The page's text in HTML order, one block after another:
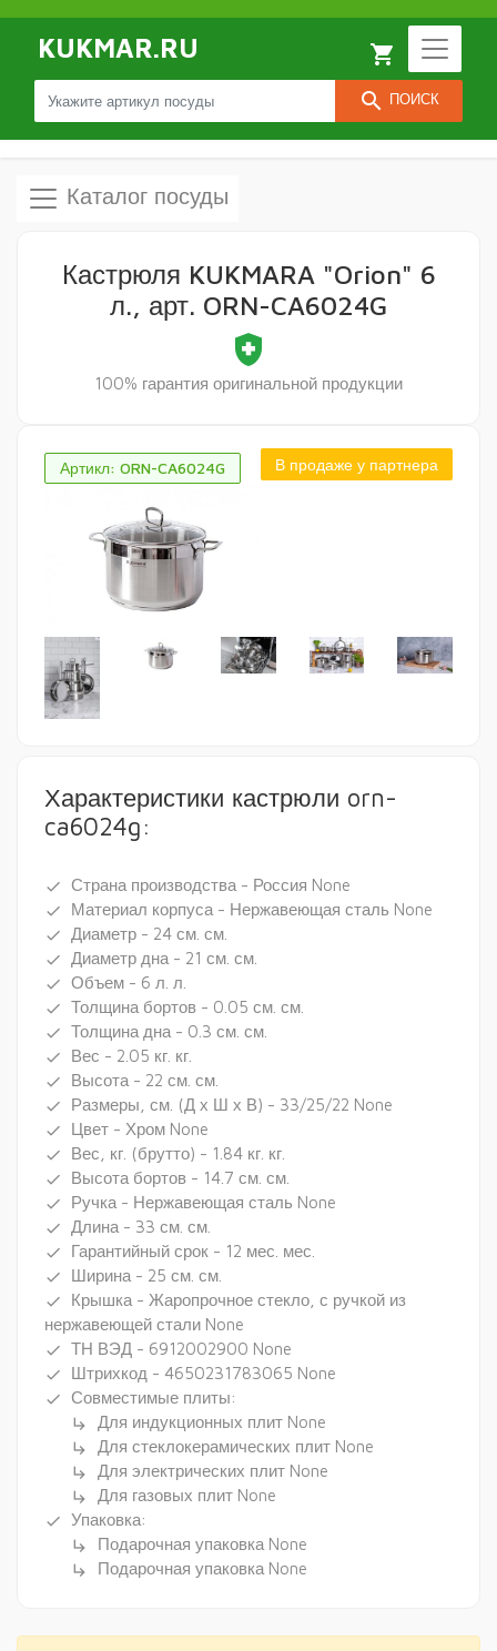
KUKMAR.RU
search ПОИСК
local_grocery_store
Каталог посуды
Артикл: ORN-CA6024G В продаже у партнера
Кастрюля KUKMARA "Orion" 6
л., арт. ORN-CA6024G
health_and_safety
100% гарантия оригинальной продукции
Характеристики кастрюли orn-
ca6024g:
done Страна производства - Россия None
done Материал корпуса - Нержавеющая сталь None
done Диаметр - 24 см. см.
done Диаметр дна - 21 см. см.
done Объем - 6 л. л.
done Толщина бортов - 0.05 см. см.
done Толщина дна - 0.3 см. см.
done Вес - 2.05 кг. кг.
done Высота - 22 см. см.
done Размеры, см. (Д х Ш х В) - 33/25/22 None
done Цвет - Хром None
done Вес, кг. (брутто) - 1.84 кг. кг.
done Высота бортов - 14.7 см. см.
done Ручка - Нержавеющая сталь None
done Длина - 33 см. см.
done Гарантийный срок - 12 мес. мес.
done Ширина - 25 см. см.
done
Крышка - Жаропрочное стекло, с ручкой из
нержавеющей стали None
done ТН ВЭД - 6912002900 None
done Штрихкод - 4650231783065 None
done Совместимые плиты:
subdirectory_arrow_right Для индукционных плит None
subdirectory_arrow_right Для стеклокерамических плит None
subdirectory_arrow_right Для электрических плит None
subdirectory_arrow_right Для газовых плит None
done Упаковка:
subdirectory_arrow_right Подарочная упаковка None
subdirectory_arrow_right Подарочная упаковка None